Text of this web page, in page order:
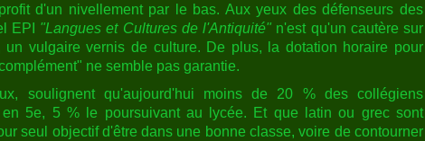
d'un nivellement par le bas. Aux yeux des défenseurs des
EPI "Langues et Cultures de l'Antiquité" n'est qu'un cautère sur
un vulgaire vernis de culture. De plus, la dotation horaire pour
ne semble pas garantie.
soulignent qu'aujourd'hui moins de 20 % des collégiens
5e, 5 % le poursuivant au lycée. Et que latin ou grec sont
seul objectif d'être dans une bonne classe, voire de contourner